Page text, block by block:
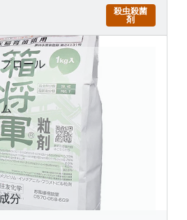
殺虫殺菌
剤
ロール
分